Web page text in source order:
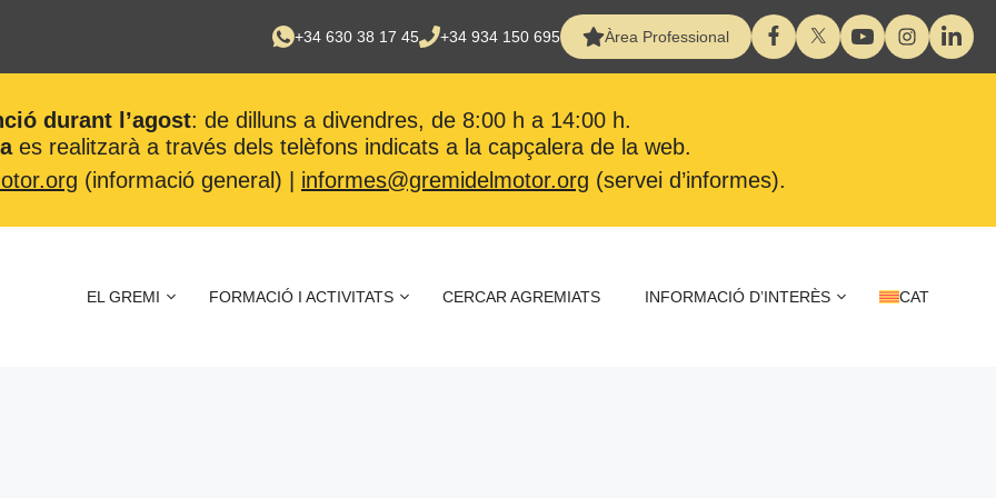
+34 630 38 17 45 +34 934 150 695 Àrea Professional
durant l’agost: de dilluns a divendres, de 8:00 h a 14:00 h.
es realitzarà a través dels telèfons indicats a la capçalera de la web.
(informació general) | informes@gremidelmotor.org (servei d’informes).
EL GREMI FORMACIÓ I ACTIVITATS CERCAR AGREMIATS INFORMACIÓ D’INTERÈS CAT